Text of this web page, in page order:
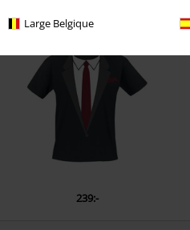
Large Belgique
Skicka kommentar
Senast besökt
239:-